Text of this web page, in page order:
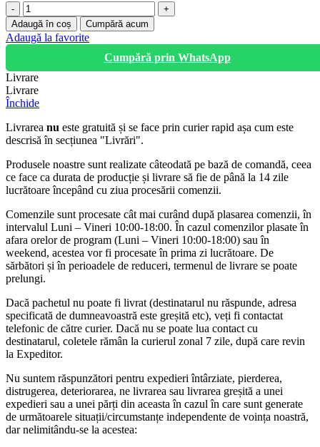
Cantitate
Cutie
de
scule
PVC,
Fixtop,
40*18*18
cm
Adaugă în coș Cumpără acum
Adaugă la favorite
Cumpără prin WhatsApp
Livrare
Livrare
Închide
Livrarea nu este gratuită și se face prin curier rapid așa cum este
descrisă în secțiunea "Livrări".
Produsele noastre sunt realizate câteodată pe bază de comandă, ceea
ce face ca durata de producție și livrare să fie de până la 14 zile
lucrătoare începând cu ziua procesării comenzii.
Comenzile sunt procesate cât mai curând după plasarea comenzii, în
intervalul Luni – Vineri 10:00-18:00. În cazul comenzilor plasate în
afara orelor de program (Luni – Vineri 10:00-18:00) sau în
weekend, acestea vor fi procesate în prima zi lucrătoare. De
sărbători și în perioadele de reduceri, termenul de livrare se poate
prelungi.
Dacă pachetul nu poate fi livrat (destinatarul nu răspunde, adresa
specificată de dumneavoastră este greșită etc), veți fi contactat
telefonic de către curier. Dacă nu se poate lua contact cu
destinatarul, coletele rămân la curierul zonal 7 zile, după care revin
la Expeditor.
Nu suntem răspunzători pentru expedieri întârziate, pierderea,
distrugerea, deteriorarea, ne livrarea sau livrarea greșită a unei
expedieri sau a unei părți din aceasta în cazul în care sunt generate
de următoarele situații/circumstanțe independente de voința noastră,
dar nelimitându-se la acestea: